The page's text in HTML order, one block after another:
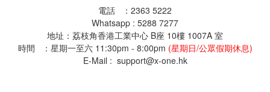
電話 ：2363 5222
Whatsapp : 5288 7277
地址：荔枝角香港工業中心 B座 10樓 1007A 室
時間 ：星期一至六 11:30pm - 8:00pm (星期日/公眾假期休息)
E-Mail : support@x-one.hk